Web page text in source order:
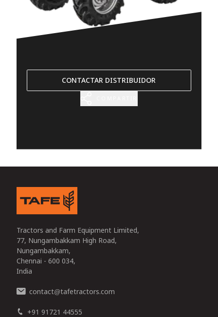
CONTACTAR DISTRIBUIDOR
Tractors and Farm Equipment Limited,
77, Nungambakkam High Road,
Nungambakkam,
Chennai - 600 034,
India
contact@tafetractors.com
+91 91721 44555